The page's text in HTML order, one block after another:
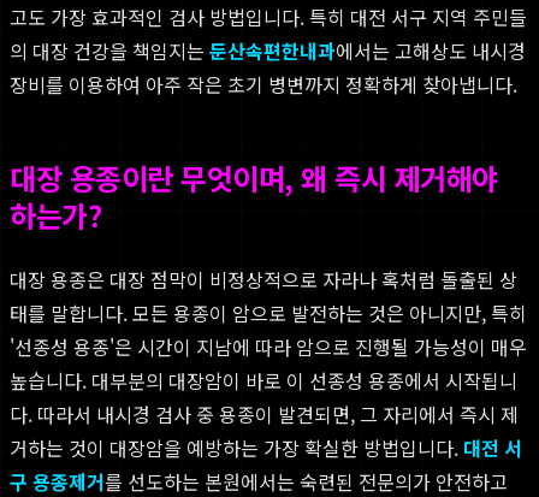
고도 가장 효과적인 검사 방법입니다. 특히 대전 서구 지역 주민들
의 대장 건강을 책임지는 둔산속편한내과에서는 고해상도 내시경
장비를 이용하여 아주 작은 초기 병변까지 정확하게 찾아냅니다.
대장 용종이란 무엇이며, 왜 즉시 제거해야
하는가?
대장 용종은 대장 점막이 비정상적으로 자라나 혹처럼 돌출된 상
태를 말합니다. 모든 용종이 암으로 발전하는 것은 아니지만, 특히
'선종성 용종'은 시간이 지남에 따라 암으로 진행될 가능성이 매우
높습니다. 대부분의 대장암이 바로 이 선종성 용종에서 시작됩니
다. 따라서 내시경 검사 중 용종이 발견되면, 그 자리에서 즉시 제
거하는 것이 대장암을 예방하는 가장 확실한 방법입니다. 대전 서
구 용종제거를 선도하는 본원에서는 숙련된 전문의가 안전하고